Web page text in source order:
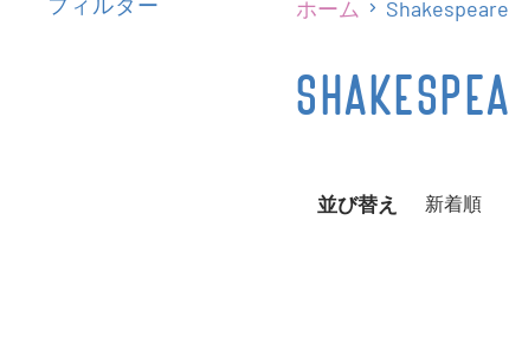
フィルター ホーム
並び替え